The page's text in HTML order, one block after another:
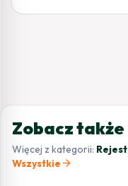
Zobacz także
Więcej z kategorii:
Wszystkie arrow_forward